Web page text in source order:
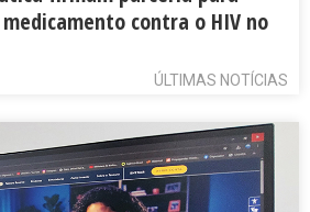
contra o HIV no
ÚLTIMAS NOTÍCIAS